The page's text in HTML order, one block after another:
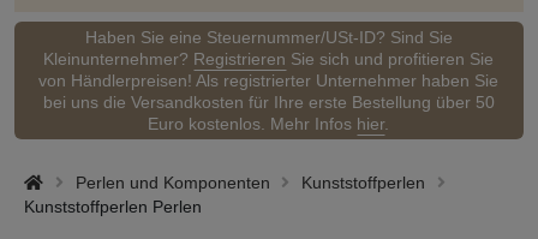
Haben Sie eine Steuernummer/USt-ID? Sind Sie
Kleinunternehmer? Registrieren Sie sich und profitieren Sie
von Händlerpreisen! Als registrierter Unternehmer haben Sie
bei uns die Versandkosten für Ihre erste Bestellung über 50
Euro kostenlos. Mehr Infos hier.
Perlen und Komponenten
Kunststoffperlen
Kunststoffperlen Perlen